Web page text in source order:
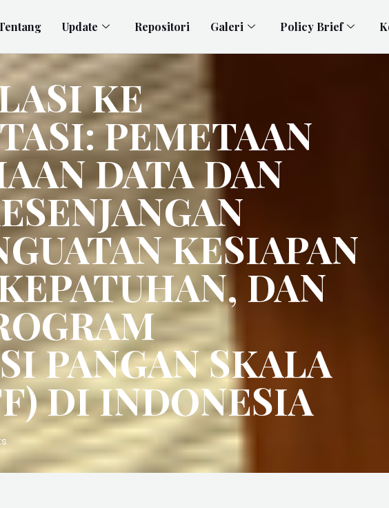
Update Repositori Galeri Policy Brief
KE
PEMETAAN
DATA DAN
KESIAPAN
DAN
PANGAN SKALA
DI INDONESIA